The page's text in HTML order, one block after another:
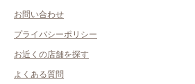
お問い合わせ
プライバシーポリシー
お近くの店舗を探す
よくある質問